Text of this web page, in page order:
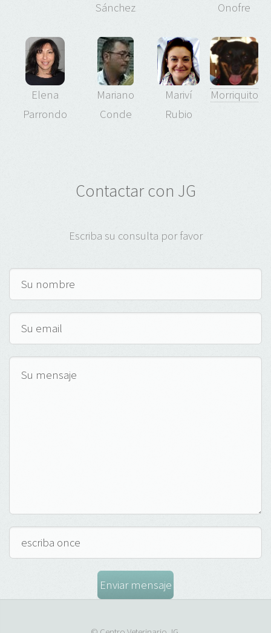
Sánchez
Onofre
Elena
Parrondo
Mariano
Conde
Mariví
Rubio
Morriquito
Contactar con JG
Escriba su consulta por favor